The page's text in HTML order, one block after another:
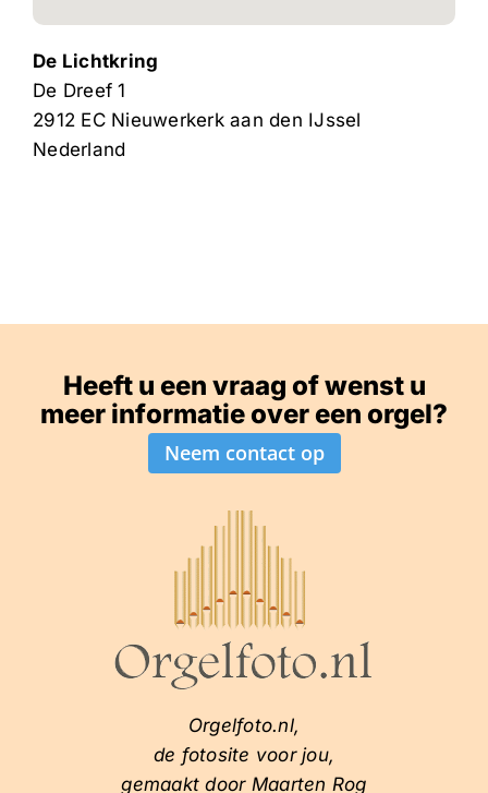
De Lichtkring
De Dreef 1
2912 EC Nieuwerkerk aan den IJssel
Nederland
Heeft u een vraag of wenst u
meer informatie over een orgel?
Neem contact op
Orgelfoto.nl,
de fotosite voor jou,
gemaakt door Maarten Rog